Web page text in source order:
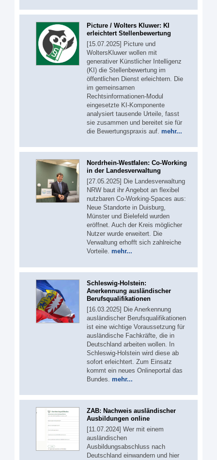
Picture / Wolters Kluwer: KI
erleichtert Stellenbewertung
[15.07.2025] Picture und
WoltersKluwer wollen mit
generativer Künstlicher Intelligenz
(KI) die Stellenbewertung im
öffentlichen Dienst erleichtern. Die
im gemeinsamen
Rechtsinformationen-Modul
eingesetzte KI-Komponente
analysiert tausende Urteile, fasst
sie zusammen und bereitet sie für
die Bewertungspraxis auf. mehr...
Nordrhein-Westfalen: Co-Working
in der Landesverwaltung
[27.05.2025] Die Landesverwaltung
NRW baut ihr Angebot an flexibel
nutzbaren Co-Working-Spaces aus:
Neue Standorte in Duisburg,
Münster und Bielefeld wurden
eröffnet. Auch der Kreis möglicher
Nutzer wurde erweitert. Die
Verwaltung erhofft sich zahlreiche
Vorteile. mehr...
Schleswig-Holstein:
Anerkennung ausländischer
Berufsqualifikationen
[16.03.2025] Die Anerkennung
ausländischer Berufsqualifikationen
ist eine wichtige Voraussetzung für
ausländische Fachkräfte, die in
Deutschland arbeiten wollen. In
Schleswig-Holstein wird diese ab
sofort erleichtert. Zum Einsatz
kommt ein neues Onlineportal das
Bundes. mehr...
ZAB: Nachweis ausländischer
Ausbildungen online
[11.07.2024] Wer mit einem
ausländischen
Ausbildungsabschluss nach
Deutschland einwandern und hier